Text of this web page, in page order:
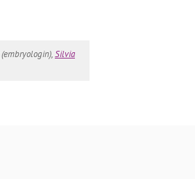
(embryologin),Silvia